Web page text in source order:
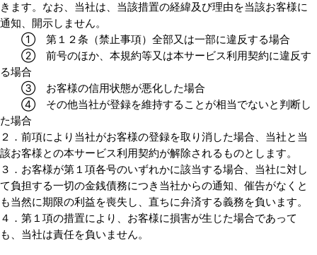
きます。なお、当社は、当該措置の経緯及び理由を当該お客様に
通知、開示しません。
① 第１２条（禁止事項）全部又は一部に違反する場合
② 前号のほか、本規約等又は本サービス利用契約に違反す
る場合
③ お客様の信用状態が悪化した場合
④ その他当社が登録を維持することが相当でないと判断し
た場合
２．前項により当社がお客様の登録を取り消した場合、当社と当
該お客様との本サービス利用契約が解除されるものとします。
３．お客様が第１項各号のいずれかに該当する場合、当社に対し
て負担する一切の金銭債務につき当社からの通知、催告がなくと
も当然に期限の利益を喪失し、直ちに弁済する義務を負います。
４．第１項の措置により、お客様に損害が生じた場合であって
も、当社は責任を負いません。